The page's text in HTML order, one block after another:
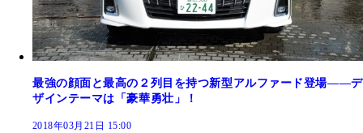
最強の顔面と最高の２列目を持つ新型アルファード登場――デ
ザインテーマは「豪華勇壮」！
2018年03月21日 15:00